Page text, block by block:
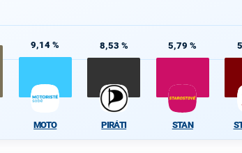
9,14 %
MOTO
8,53 %
PIRÁTI
5,79 %
STAN